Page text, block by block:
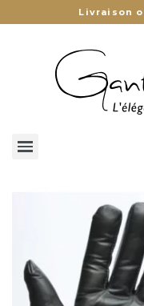
Livraison